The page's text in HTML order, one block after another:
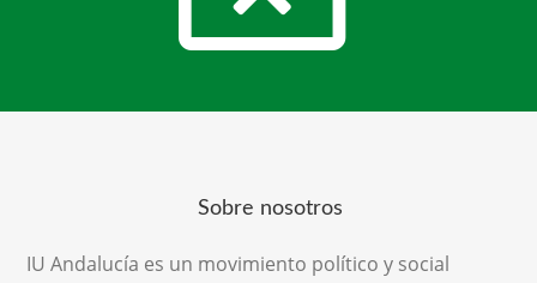
Sobre nosotros
IU Andalucía es un movimiento político y social